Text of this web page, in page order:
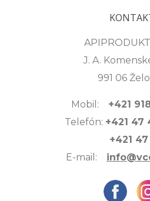
APIPRODUKT
J. A.
991 06
Mobil: +421
Telefón: +421 47
+421 47
E-mail: